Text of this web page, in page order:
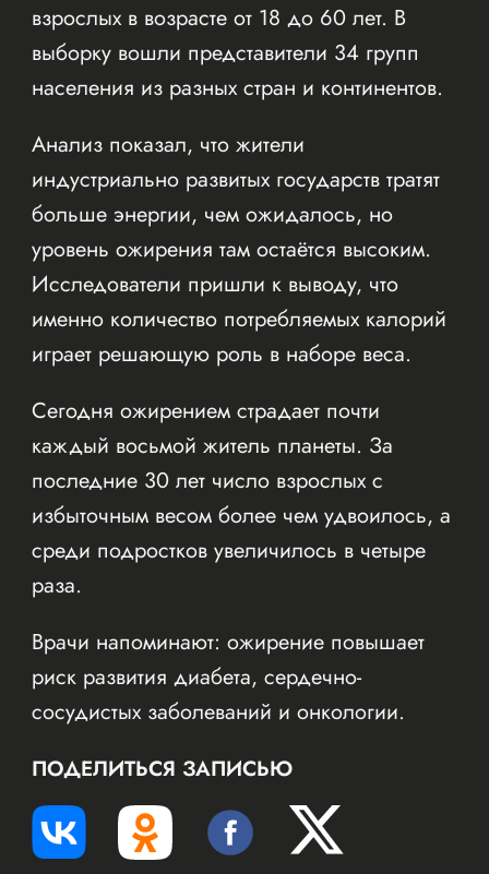
взрослых в возрасте от 18 до 60 лет. В
выборку вошли представители 34 групп
населения из разных стран и континентов.
Анализ показал, что жители
индустриально развитых государств тратят
больше энергии, чем ожидалось, но
уровень ожирения там остаётся высоким.
Исследователи пришли к выводу, что
именно количество потребляемых калорий
играет решающую роль в наборе веса.
Сегодня ожирением страдает почти
каждый восьмой житель планеты. За
последние 30 лет число взрослых с
избыточным весом более чем удвоилось, а
среди подростков увеличилось в четыре
раза.
Врачи напоминают: ожирение повышает
риск развития диабета, сердечно-
сосудистых заболеваний и онкологии.
ПОДЕЛИТЬСЯ ЗАПИСЬЮ